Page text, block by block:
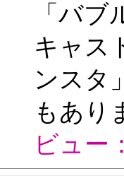
「バ
キャス
ンスタ
もあり
ビュー